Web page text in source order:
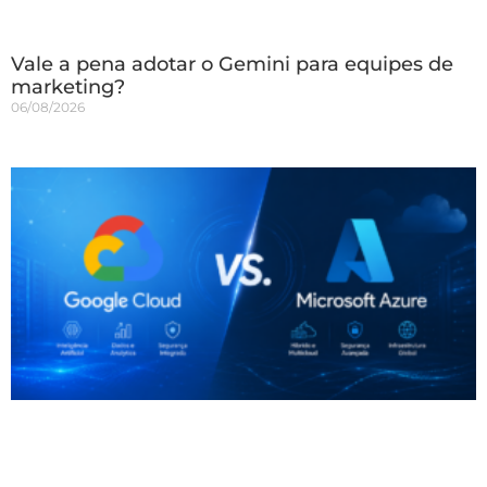
Vale a pena adotar o Gemini para equipes de
marketing?
06/08/2026